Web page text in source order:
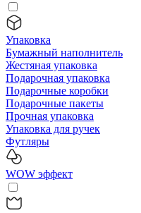
Упаковка
Бумажный наполнитель
Жестяная упаковка
Подарочная упаковка
Подарочные коробки
Подарочные пакеты
Прочная упаковка
Упаковка для ручек
Футляры
WOW эффект